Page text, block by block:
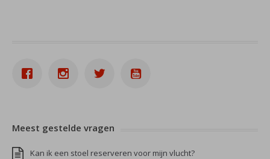
Meest gestelde vragen
Kan ik een stoel reserveren voor mijn vlucht?